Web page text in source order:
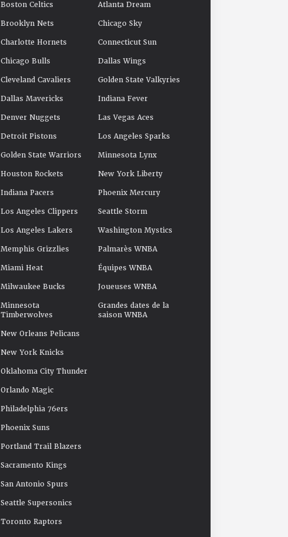
Boston Celtics
Brooklyn Nets
Charlotte Hornets
Chicago Bulls
Cleveland Cavaliers
Dallas Mavericks
Denver Nuggets
Detroit Pistons
Golden State Warriors
Houston Rockets
Indiana Pacers
Los Angeles Clippers
Los Angeles Lakers
Memphis Grizzlies
Miami Heat
Milwaukee Bucks
Minnesota
Timberwolves
New Orleans Pelicans
New York Knicks
Oklahoma City Thunder
Orlando Magic
Philadelphia 76ers
Phoenix Suns
Portland Trail Blazers
Sacramento Kings
San Antonio Spurs
Seattle Supersonics
Toronto Raptors
Atlanta Dream
Chicago Sky
Connecticut Sun
Dallas Wings
Golden State Valkyries
Indiana Fever
Las Vegas Aces
Los Angeles Sparks
Minnesota Lynx
New York Liberty
Phoenix Mercury
Seattle Storm
Washington Mystics
Palmarès WNBA
Équipes WNBA
Joueuses WNBA
Grandes dates de la
saison WNBA